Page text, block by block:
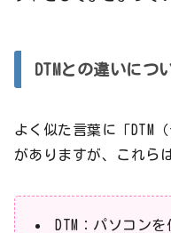
DTMとの違いにつ
よく似た言葉に「DTM
がありますが、これら
DTM：パソコン